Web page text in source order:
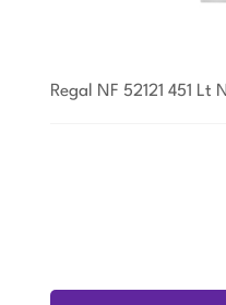
Regal NF 52121 451 Lt